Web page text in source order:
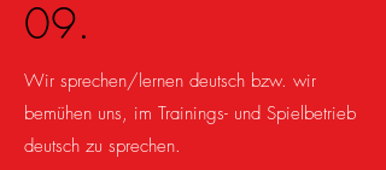
09.
Wir sprechen/lernen deutsch bzw. wir
bemühen uns, im Trainings- und Spielbetrieb
deutsch zu sprechen.